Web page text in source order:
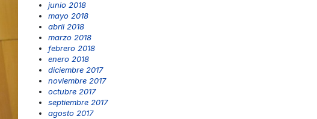
junio 2018
mayo 2018
abril 2018
marzo 2018
febrero 2018
enero 2018
diciembre 2017
noviembre 2017
octubre 2017
septiembre 2017
agosto 2017